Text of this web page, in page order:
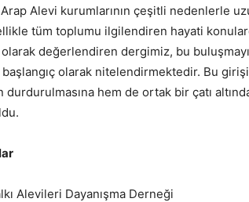
Alevi kurumlarının çeşitli nedenlerle
tüm toplumu ilgilendiren hayati
değerlendiren dergimiz, bu
başlangıç olarak nitelendirmektedir. Bu
durdurulmasına hem de ortak bir çatı
Alevileri Dayanışma Derneği